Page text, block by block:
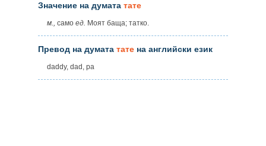
Значение на думата тате
м., само ед. Моят баща; татко.
Превод на думата тате на английски език
daddy, dad, pa